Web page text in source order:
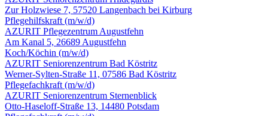
Zur Holzwiese 7, 57520 Langenbach bei Kirburg
Pflegehilfskraft (m/w/d)
AZURIT Pflegezentrum Augustfehn
Am Kanal 5, 26689 Augustfehn
Koch/Köchin (m/w/d)
AZURIT Seniorenzentrum Bad Köstritz
Werner-Sylten-Straße 11, 07586 Bad Köstritz
Pflegefachkraft (m/w/d)
AZURIT Seniorenzentrum Sternenblick
Otto-Haseloff-Straße 13, 14480 Potsdam